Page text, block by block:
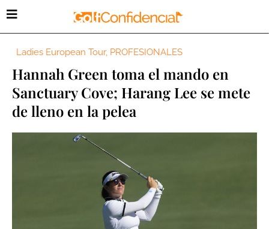
Ladies European Tour, PROFESIONALES
Hannah Green toma el mando en
Sanctuary Cove; Harang Lee se mete
de lleno en la pelea